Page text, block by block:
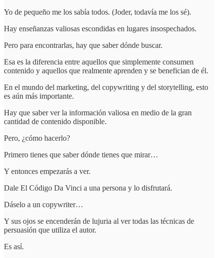
Yo de pequeño me los sabía todos. (Joder, todavía me los sé).
Hay enseñanzas valiosas escondidas en lugares insospechados.
Pero para encontrarlas, hay que saber dónde buscar.
Esa es la diferencia entre aquellos que simplemente consumen
contenido y aquellos que realmente aprenden y se benefician de él.
En el mundo del marketing, del copywriting y del storytelling, esto
es aún más importante.
Hay que saber ver la información valiosa en medio de la gran
cantidad de contenido disponible.
Pero, ¿cómo hacerlo?
Primero tienes que saber dónde tienes que mirar…
Y entonces empezarás a ver.
Dale El Código Da Vinci a una persona y lo disfrutará.
Dáselo a un copywriter…
Y sus ojos se encenderán de lujuria al ver todas las técnicas de
persuasión que utiliza el autor.
Es así.